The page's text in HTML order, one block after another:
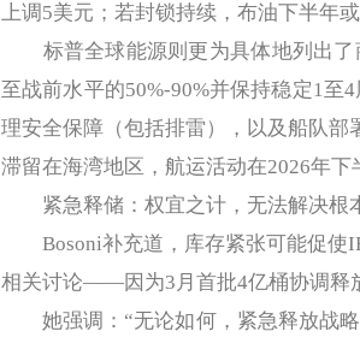
上调5美元；若封锁持续，布油下半年
标普全球能源则更为具体地列出了
至战前水平的50%-90%并保持稳定1至
理安全保障（包括排雷），以及船队
滞留在海湾地区，航运活动在2026年
紧急释储：权宜之计，无法解决根
Bosoni补充道，库存紧张可能促使
相关讨论——因为3月首批4亿桶协调释
她强调：“无论如何，紧急释放战略